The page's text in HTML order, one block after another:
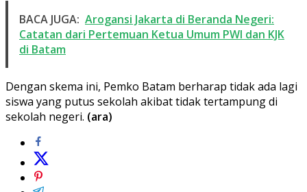
BACA JUGA: Arogansi Jakarta di Beranda Negeri:
Catatan dari Pertemuan Ketua Umum PWI dan KJK
di Batam
Dengan skema ini, Pemko Batam berharap tidak ada lagi
siswa yang putus sekolah akibat tidak tertampung di
sekolah negeri. (ara)